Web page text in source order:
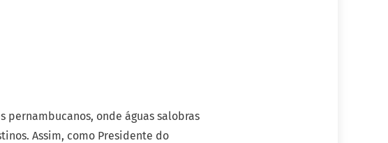
onde águas salobras
Assim, como Presidente do